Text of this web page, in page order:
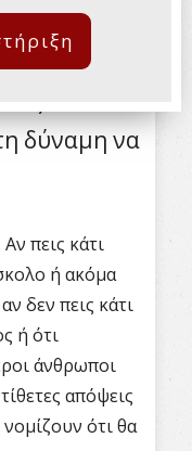
με
δύναμη να
πεις κάτι
ή ακόμα
δεν πεις κάτι
ή ότι
άνθρωποι
απόψεις
ότι θα